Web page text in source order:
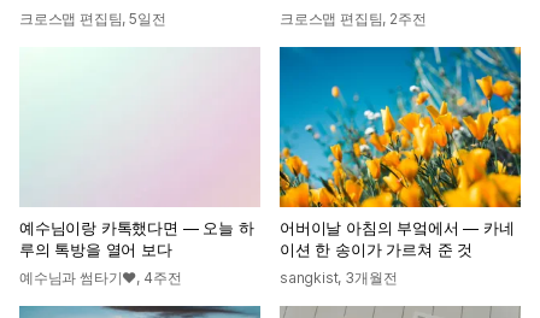
크로스맵 편집팀,5일전 크로스맵 편집팀, 2주전
예수님이랑 카톡했다면 — 오늘 하
루의 톡방을 열어 보다
예수님과 썸타기♥, 4주전
어버이날 아침의 부엌에서 — 카네
이션 한 송이가 가르쳐 준 것
sangkist, 3개월전